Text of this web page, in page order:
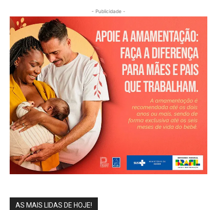
- Publicidade -
AS MAIS LIDAS DE HOJE!